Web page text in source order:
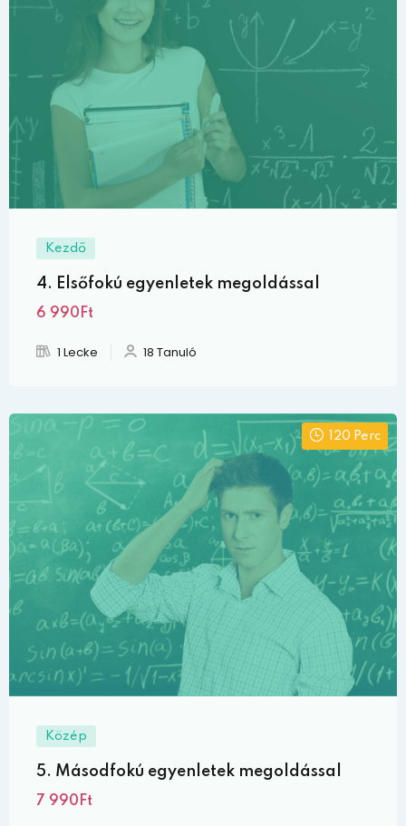
Kezdő
4. Elsőfokú egyenletek megoldással
6 990Ft
1 Lecke 18 Tanuló
120 Perc
Közép
5. Másodfokú egyenletek megoldással
7 990Ft